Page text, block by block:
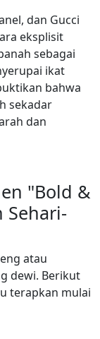
dan Gucci
eksplisit
sebagai
ikat
bahwa
sekadar
dan
"Bold &
Sehari-
atau
dewi. Berikut
terapkan mulai